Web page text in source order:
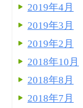
2019年4月
2019年3月
2019年2月
2018年10月
2018年8月
2018年7月